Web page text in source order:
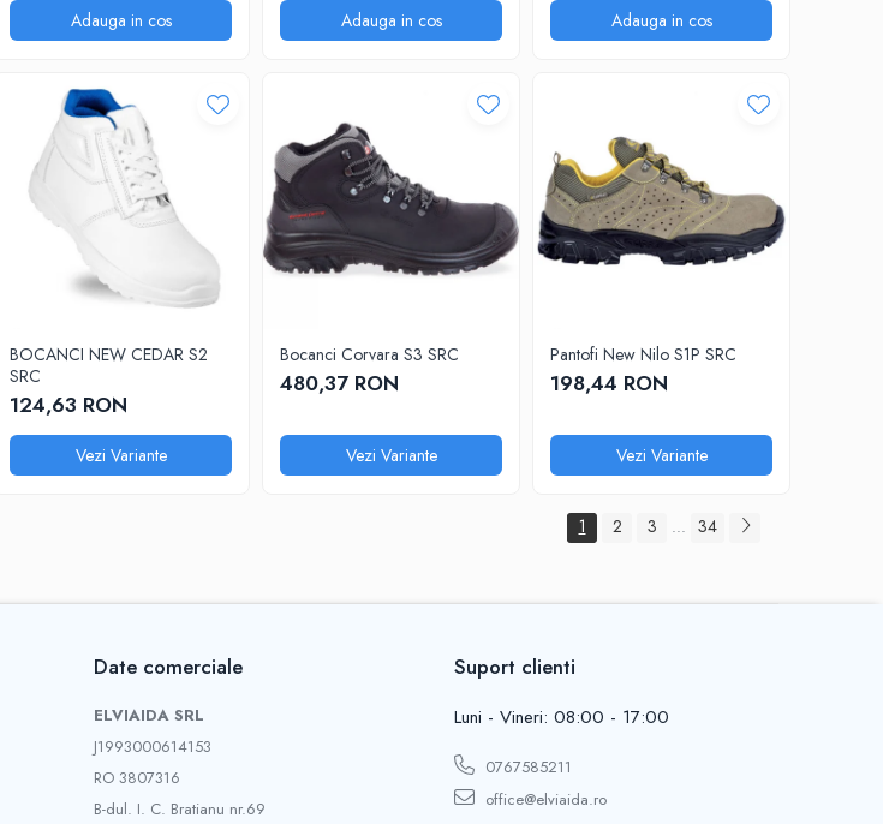
Adauga in cos Adauga in cos Adauga in cos
BOCANCI NEW CEDAR S2
SRC
124,63 RON
Vezi Variante
Bocanci Corvara S3 SRC
480,37 RON
Vezi Variante
Pantofi New Nilo S1P SRC
198,44 RON
Vezi Variante
1 2 3 ... 34
Date comerciale
ELVIAIDA SRL
J1993000614153
RO 3807316
B-dul. I. C. Bratianu nr.69
Suport clienti
Luni - Vineri: 08:00 - 17:00
0767585211
office@elviaida.ro